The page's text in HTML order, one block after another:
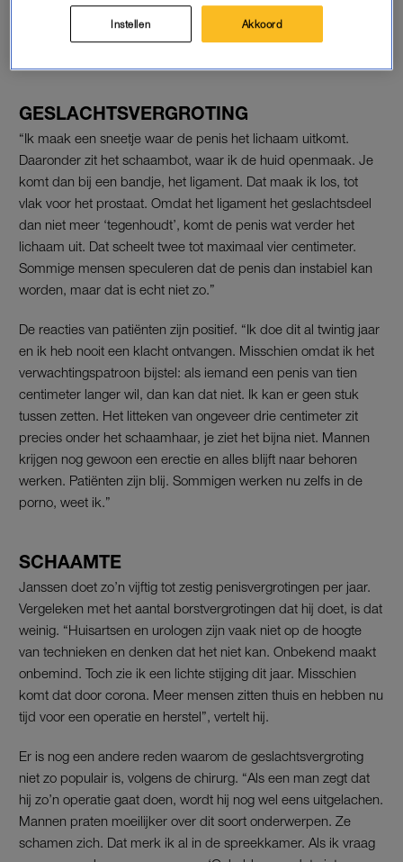
complicaties. Zelf nooit gedaan, wel veel ellende van gezien.
Nu gebeurt dit allemaal anders, veel veiliger en eenvoudiger”,
GESLACHTSVERGROTING
“Ik maak een sneetje waar de penis het lichaam uitkomt.
Daaronder zit het schaambot, waar ik de huid openmaak. Je
komt dan bij een bandje, het ligament. Dat maak ik los, tot
vlak voor het prostaat. Omdat het ligament het geslachtsdeel
dan niet meer ‘tegenhoudt’, komt de penis wat verder het
lichaam uit. Dat scheelt twee tot maximaal vier centimeter.
Sommige mensen speculeren dat de penis dan instabiel kan
worden, maar dat is echt niet zo.”
De reacties van patiënten zijn positief. “Ik doe dit al twintig jaar
en ik heb nooit een klacht ontvangen. Misschien omdat ik het
verwachtingspatroon bijstel: als iemand een penis van tien
centimeter langer wil, dan kan dat niet. Ik kan er geen stuk
tussen zetten. Het litteken van ongeveer drie centimeter zit
precies onder het schaamhaar, je ziet het bijna niet. Mannen
krijgen nog gewoon een erectie en alles blijft naar behoren
werken. Patiënten zijn blij. Sommigen werken nu zelfs in de
porno, weet ik.”
SCHAAMTE
Janssen doet zo’n vijftig tot zestig penisvergrotingen per jaar.
Vergeleken met het aantal borstvergrotingen dat hij doet, is dat
weinig. “Huisartsen en urologen zijn vaak niet op de hoogte
van technieken en denken dat het niet kan. Onbekend maakt
onbemind. Toch zie ik een lichte stijging dit jaar. Misschien
komt dat door corona. Meer mensen zitten thuis en hebben nu
tijd voor een operatie en herstel”, vertelt hij.
Er is nog een andere reden waarom de geslachtsvergroting
niet zo populair is, volgens de chirurg. “Als een man zegt dat
hij zo’n operatie gaat doen, wordt hij nog wel eens uitgelachen.
Mannen praten moeilijker over dit soort onderwerpen. Ze
schamen zich. Dat merk ik al in de spreekkamer. Als ik vraag
Instellen Akkoord